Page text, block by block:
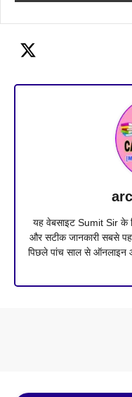
यह वेबसाइट Sumit Sir के
और सटीक जानकारी सबसे
पिछले पांच साल से ऑनलाइन